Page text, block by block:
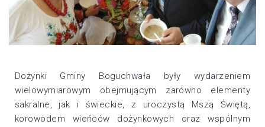
Dożynki Gminy Boguchwała były wydarzeniem
wielowymiarowym obejmującym zarówno elementy
sakralne, jak i świeckie, z uroczystą Mszą Świętą,
korowodem wieńców dożynkowych oraz wspólnym